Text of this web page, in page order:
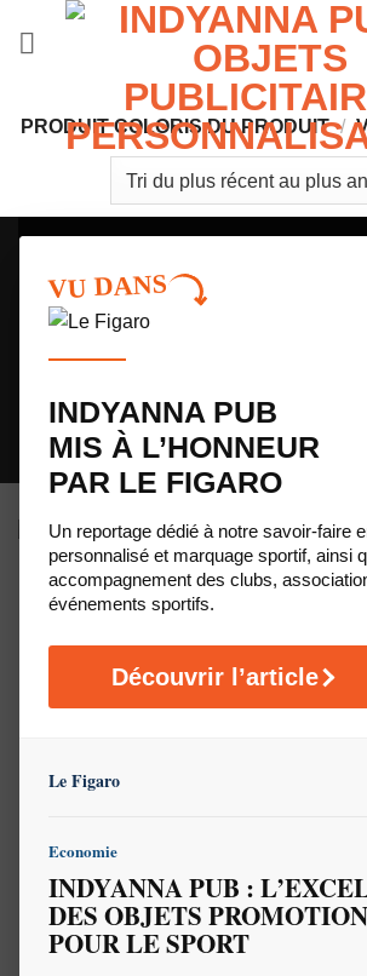
PRODUIT COLORIS DU PRODUIT /
VU DANS
INDYANNA PUB
MIS À L’HONNEUR
PAR LE FIGARO
Un reportage dédié à notre savoir-faire
personnalisé et marquage sportif, ainsi
accompagnement des clubs,
événements sportifs.
Découvrir l’article
Le Figaro
Economie
INDYANNA PUB :
DES OBJETS
POUR LE SPORT
AUTRES. DEVENEZ VOTRE
DESIGNER !
à Z : couleurs, motifs et logos. Votre imagination
Je lance ma création
CONFIGURATEUR 3DACTUALITE LE FIGARO
Sac à dos personnalisé
16 cm - 25 litres
16.66€ – 24.19€Plage
de
prix :
16.66 €
à
HT
REF : NA101
1.01